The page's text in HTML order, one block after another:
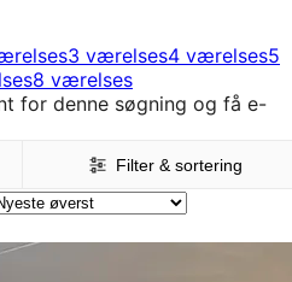
3 værelses4 værelses5
8 værelses
for denne søgning og få e-
Filter & sortering